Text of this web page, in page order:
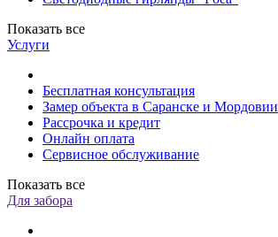
Показать все
Услуги
Бесплатная консультация
Замер объекта в Саранске и Мордовии
Рассрочка и кредит
Онлайн оплата
Сервисное обслуживание
Показать все
Для забора